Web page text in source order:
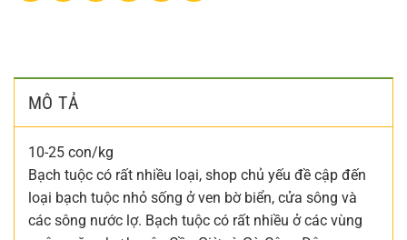
MÔ TẢ
10-25 con/kg
Bạch tuộc có rất nhiều loại, shop chủ yếu đề cập đến
loại bạch tuộc nhỏ sống ở ven bờ biển, cửa sông và
các sông nước lợ. Bạch tuộc có rất nhiều ở các vùng